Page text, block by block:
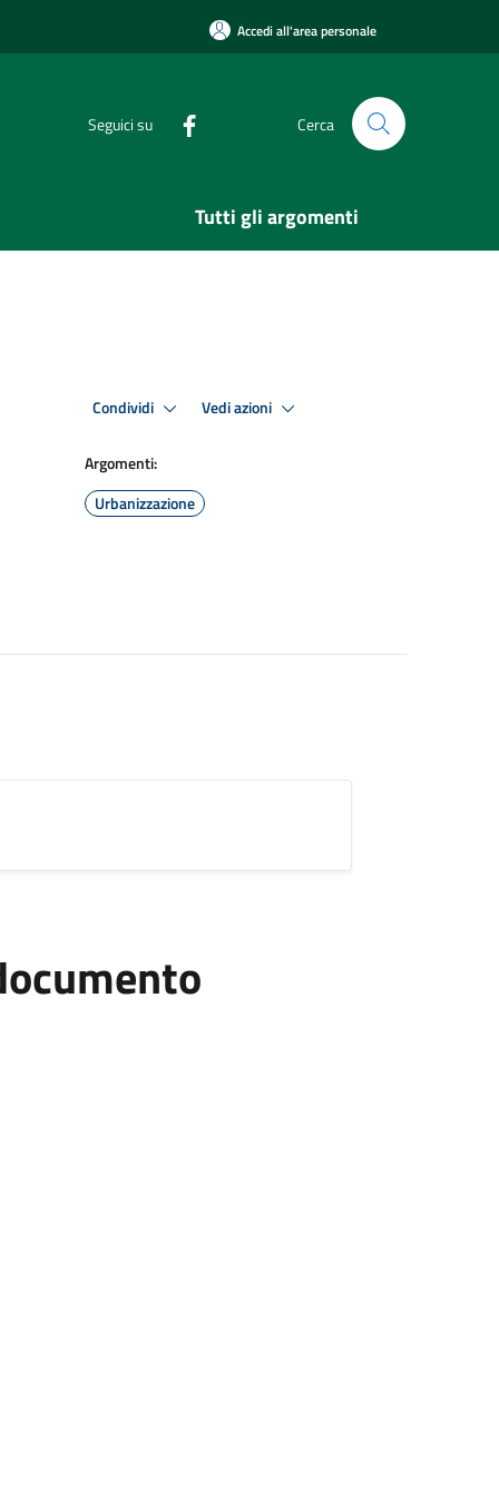
Accedi all'area personale
Seguici su Cerca
Tutti gli argomenti
Condividi Vedi azioni
Argomenti:
Urbanizzazione